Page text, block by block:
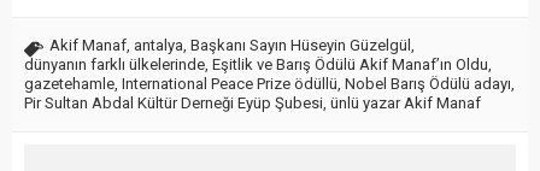
Akif Manaf antalya Başkanı Sayın Hüseyin Güzelgül
dünyanın farklı ülkelerinde Eşitlik ve Barış Ödülü Akif Manaf’ın Oldu
gazetehamle International Peace Prize ödüllü Nobel Barış Ödülü adayı
Pir Sultan Abdal Kültür Derneği Eyüp Şubesi ünlü yazar Akif Manaf